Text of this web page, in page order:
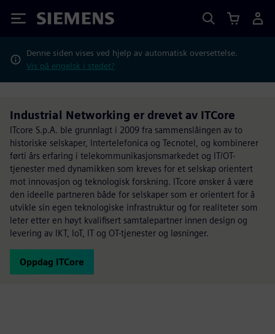
Siemens
Denne siden vises ved hjelp av automatisk oversettelse.
Vis på engelsk i stedet?
Industrial Networking er drevet av ITCore
ITcore S.p.A. ble grunnlagt i 2009 fra sammenslåingen av to
historiske selskaper, Intertelefonica og Tecnotel, og kombinerer
førti års erfaring i telekommunikasjonsmarkedet og IT/OT-
tjenester med dynamikken som kreves for et selskap orientert
mot innovasjon og teknologisk forskning. ITcore ønsker å være
den ideelle partneren både for selskaper som er orientert for å
utvikle sin egen teknologiske infrastruktur og for realiteter som
leter etter en høyt kvalifisert samtalepartner innen design og
levering av IKT, IoT, IT og OT-tjenester og løsninger.
Oppdag ITCore